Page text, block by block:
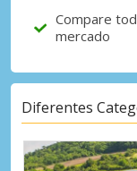
Compare
mercado
Diferentes